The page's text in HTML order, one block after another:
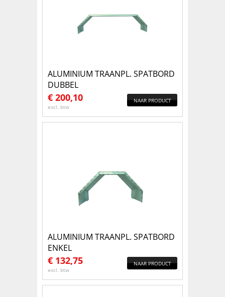
ALUMINIUM TRAANPL. SPATBORD
DUBBEL
€ 200,10
excl. btw
NAAR PRODUCT
ALUMINIUM TRAANPL. SPATBORD
ENKEL
€ 132,75
excl. btw
NAAR PRODUCT